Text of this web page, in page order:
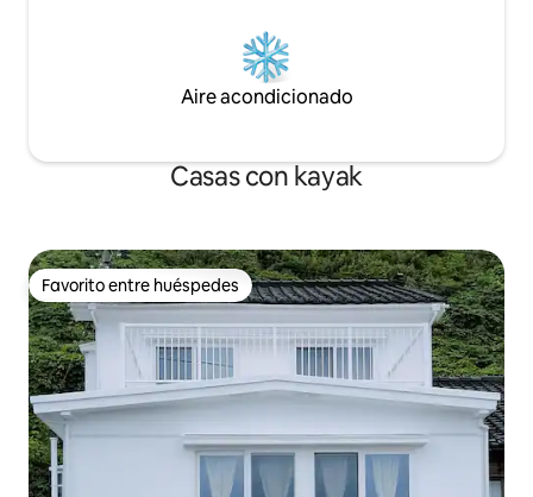
Nagatoro Juku A 12 minutos en coche
de Nagatoro A 15 minutos en coche del
instalación privada, solo se permite la
cumplir las reglas. Es un lugar muy
tranquilo, por lo que no está permitido
cumplimiento de las reglas de la casa.
Aire acondicionado
Casas con kayak
Favorito entre huéspedes
Favorito entre huéspedes